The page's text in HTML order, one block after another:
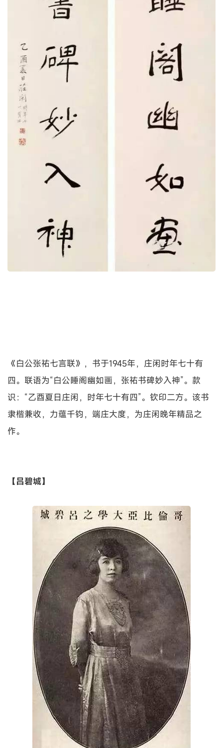
《白公张祐七言联》，书于1945年，庄闲时年七十有
四。联语为“白公睡阁幽如画，张祐书碑妙入神”。款
识：“乙酉夏日庄闲，时年七十有四”。钦印二方。该书
隶楷兼收，力蕴千钧，端庄大度，为庄闲晚年精品之
作。
【吕碧城】